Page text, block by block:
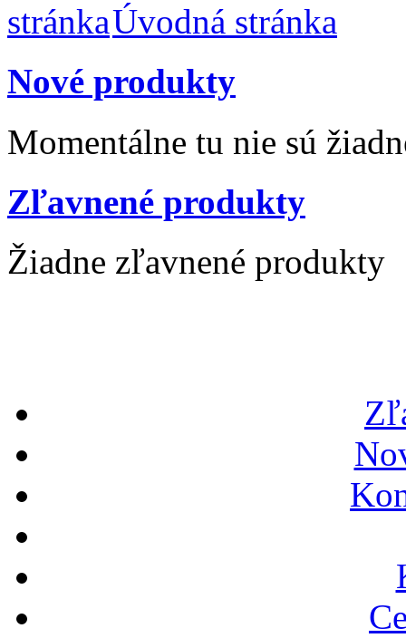
Úvodná stránka
Nové produkty
Momentálne tu nie sú
Zľavnené produkty
Žiadne zľavnené produkty